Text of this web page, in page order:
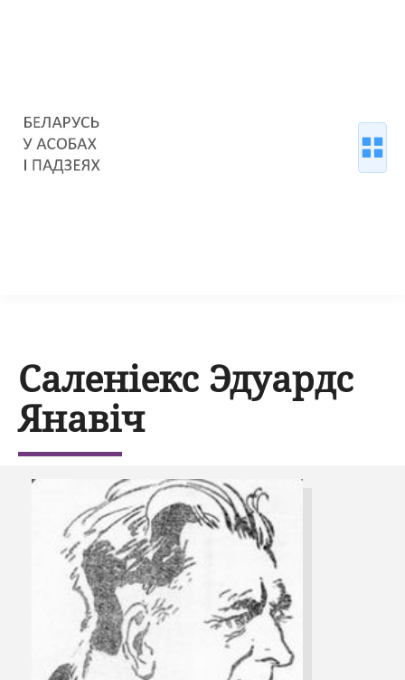
Саленіекс Эдуардс
Янавіч